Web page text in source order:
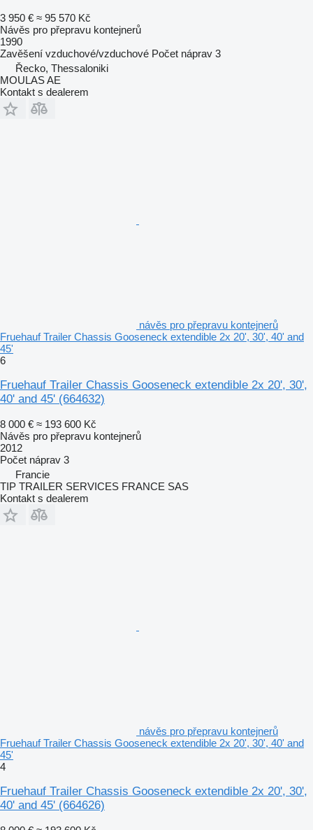
3 950 € ≈ 95 570 Kč
Návěs pro přepravu kontejnerů
1990
Zavěšení vzduchové/vzduchové Počet náprav 3
Řecko, Thessaloniki
MOULAS AE
Kontakt s dealerem
návěs pro přepravu kontejnerů
Fruehauf Trailer Chassis Gooseneck extendible 2x 20', 30', 40' and
45'
6
Fruehauf Trailer Chassis Gooseneck extendible 2x 20', 30',
40' and 45' (664632)
8 000 € ≈ 193 600 Kč
Návěs pro přepravu kontejnerů
2012
Počet náprav 3
Francie
TIP TRAILER SERVICES FRANCE SAS
Kontakt s dealerem
návěs pro přepravu kontejnerů
Fruehauf Trailer Chassis Gooseneck extendible 2x 20', 30', 40' and
45'
4
Fruehauf Trailer Chassis Gooseneck extendible 2x 20', 30',
40' and 45' (664626)